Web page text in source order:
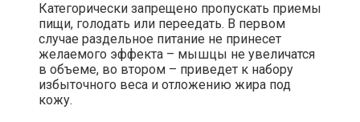
Категорически запрещено пропускать приемы
пищи, голодать или переедать. В первом
случае раздельное питание не принесет
желаемого эффекта – мышцы не увеличатся
в объеме, во втором – приведет к набору
избыточного веса и отложению жира под
кожу.